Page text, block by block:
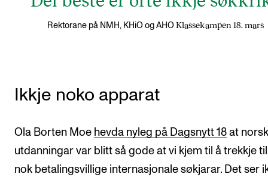
Rektorane på NMH, KHiO og AHO Klassekampen 18. mars
Ikkje noko apparat
Ola Borten Moe hevda nyleg på Dagsnytt 18 at
utdanningar var blitt så gode at vi kjem til å trekkje
nok betalingsvillige internasjonale søkjarar. Det ser